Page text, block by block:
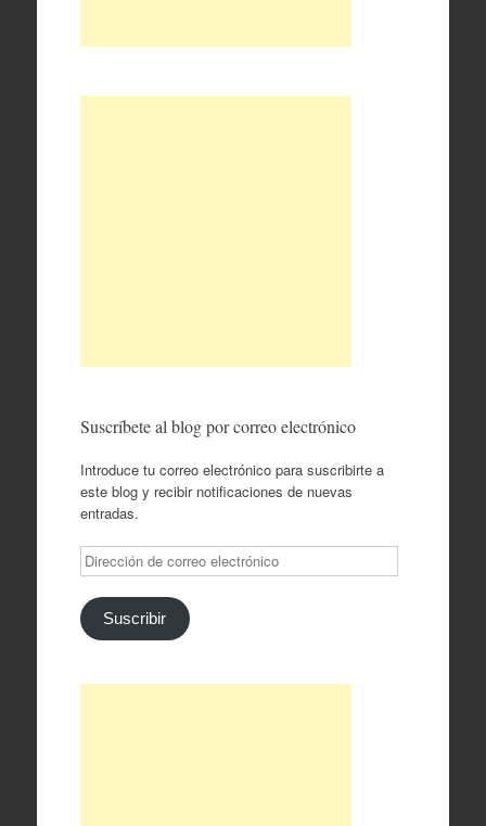
Suscríbete al blog por correo electrónico
Introduce tu correo electrónico para suscribirte a
este blog y recibir notificaciones de nuevas
entradas.
Dirección
de
correo
electrónico
Suscribir